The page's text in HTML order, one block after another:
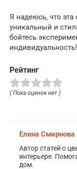
Я надеюсь, что
уникальный и
бойтесь
индивидуальность!
Рейтинг
( Пока оценок нет )
Елена Смирнова
Автор статей о
интерьере.
дом.